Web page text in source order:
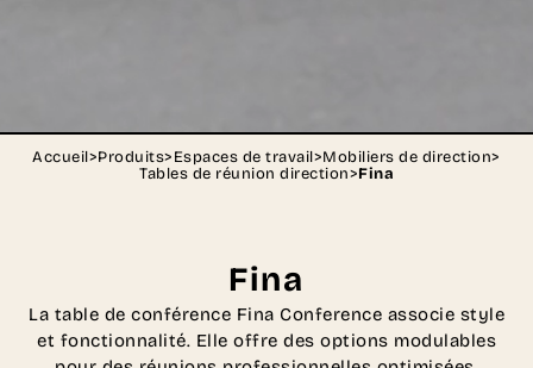
Accueil>Produits>Espaces de travail>Mobiliers de direction>
Tables de réunion direction>Fina
Fina
La table de conférence Fina Conference associe style
et fonctionnalité. Elle offre des options modulables